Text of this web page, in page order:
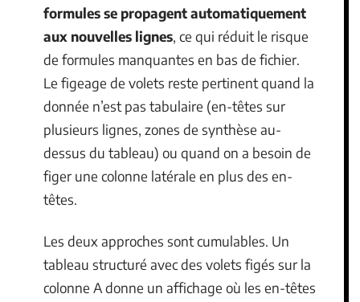
formules se propagent automatiquement
aux nouvelles lignes, ce qui réduit le risque
de formules manquantes en bas de fichier.
Le figeage de volets reste pertinent quand la
donnée n’est pas tabulaire (en-têtes sur
plusieurs lignes, zones de synthèse au-
dessus du tableau) ou quand on a besoin de
figer une colonne latérale en plus des en-
têtes.
Les deux approches sont cumulables. Un
tableau structuré avec des volets figés sur la
colonne A donne un affichage où les en-têtes